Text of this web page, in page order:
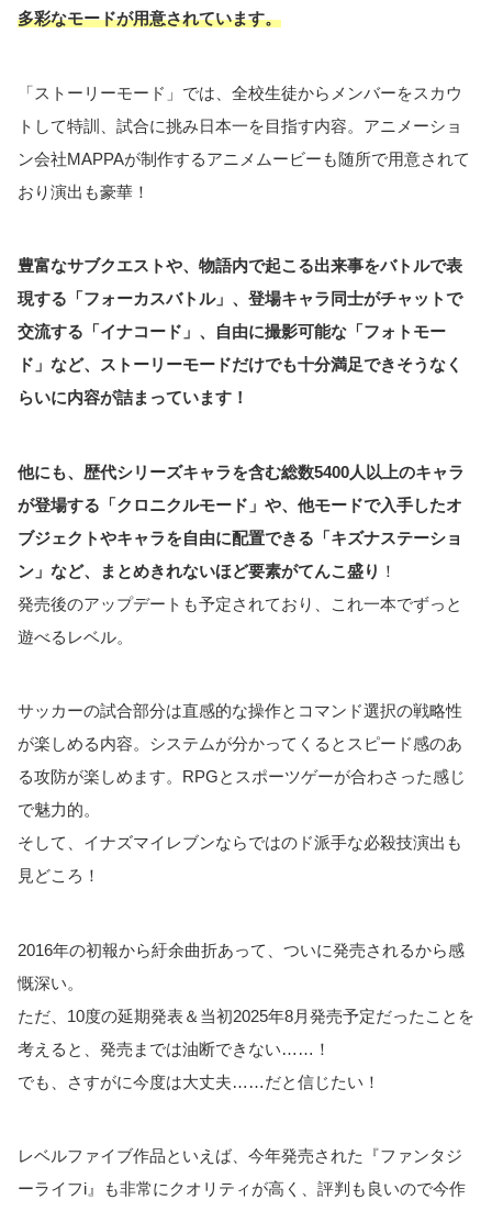
多彩なモードが用意されています。
「ストーリーモード」では、全校生徒からメンバーをスカウ
トして特訓、試合に挑み日本一を目指す内容。アニメーショ
ン会社MAPPAが制作するアニメムービーも随所で用意されて
おり演出も豪華！
豊富なサブクエストや、物語内で起こる出来事をバトルで表
現する「フォーカスバトル」、登場キャラ同士がチャットで
交流する「イナコード」、自由に撮影可能な「フォトモー
ド」など、ストーリーモードだけでも十分満足できそうなく
らいに内容が詰まっています！
他にも、歴代シリーズキャラを含む総数5400人以上のキャラ
が登場する「クロニクルモード」や、他モードで入手したオ
ブジェクトやキャラを自由に配置できる「キズナステーショ
ン」など、まとめきれないほど要素がてんこ盛り ！
発売後のアップデートも予定されており、これ一本でずっと
遊べるレベル。
サッカーの試合部分は直感的な操作とコマンド選択の戦略性
が楽しめる内容。システムが分かってくるとスピード感のあ
る攻防が楽しめます。RPGとスポーツゲーが合わさった感じ
で魅力的。
そして、イナズマイレブンならではのド派手な必殺技演出も
見どころ！
2016年の初報から紆余曲折あって、ついに発売されるから感
慨深い。
ただ、10度の延期発表＆当初2025年8月発売予定だったことを
考えると、発売までは油断できない……！
でも、さすがに今度は大丈夫……だと信じたい！
レベルファイブ作品といえば、今年発売された『ファンタジ
ーライフi』も非常にクオリティが高く、評判も良いので今作